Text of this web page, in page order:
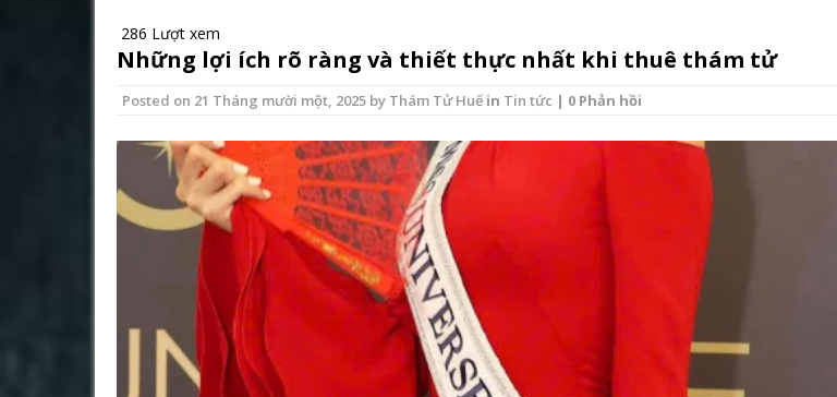
286 Lượt xem
Những lợi ích rõ ràng và thiết thực nhất khi thuê thám tử
Posted on 21 Tháng mười một, 2025 by Thám Tử Huếin Tin tức | 0 Phản hồi